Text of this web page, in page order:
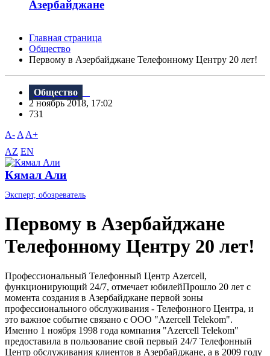
Азербайджане
Главная страница
Общество
Первому в Азербайджане Телефонному Центру 20 лет!
Общество
2 ноябрь 2018, 17:02
731
A- A A+
AZ EN
Кямал Али
Эксперт, обозреватель
Первому в Азербайджане
Телефонному Центру 20 лет!
Профессиональный Телефонный Центр Azercell,
функционирующий 24/7, отмечает юбилейПрошло 20 лет с
момента создания в Азербайджане первой зоны
профессионального обслуживания - Телефонного Центра, и
это важное событие связано с ООО "Azercell Telekom".
Именно 1 ноября 1998 года компания "Azercell Telekom"
предоставила в пользование свой первый 24/7 Телефонный
Центр обслуживания клиентов в Азербайджане, а в 2009 году